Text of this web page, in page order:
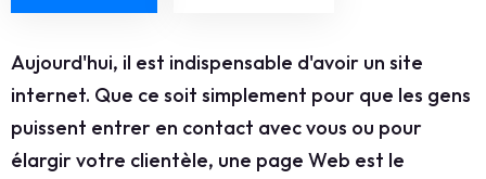
Aujourd'hui, il est indispensable d'avoir un site
internet. Que ce soit simplement pour que les gens
puissent entrer en contact avec vous ou pour
élargir votre clientèle, une page Web est le